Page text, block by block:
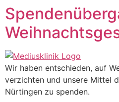
Wir haben entschieden, auf
verzichten und unsere Mittel
Nürtingen zu spenden.